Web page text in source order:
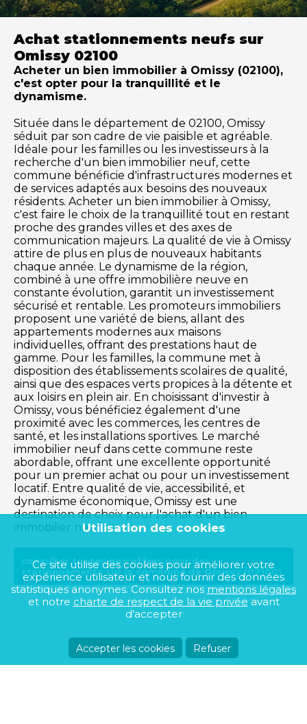
Achat stationnements neufs sur
Omissy 02100
Acheter un bien immobilier à Omissy (02100),
c'est opter pour la tranquillité et le
dynamisme.
Située dans le département de 02100, Omissy
séduit par son cadre de vie paisible et agréable.
Idéale pour les familles ou les investisseurs à la
recherche d'un bien immobilier neuf, cette
commune bénéficie d'infrastructures modernes et
de services adaptés aux besoins des nouveaux
résidents. Acheter un bien immobilier à Omissy,
c'est faire le choix de la tranquillité tout en restant
proche des grandes villes et des axes de
communication majeurs. La qualité de vie à Omissy
attire de plus en plus de nouveaux habitants
chaque année. Le dynamisme de la région,
combiné à une offre immobilière neuve en
constante évolution, garantit un investissement
sécurisé et rentable. Les promoteurs immobiliers
proposent une variété de biens, allant des
appartements modernes aux maisons
individuelles, offrant des prestations haut de
gamme. Pour les familles, la commune met à
disposition des établissements scolaires de qualité,
ainsi que des espaces verts propices à la détente et
aux loisirs en plein air. En choisissant d'investir à
Omissy, vous bénéficiez également d'une
proximité avec les commerces, les centres de
santé, et les installations sportives. Le marché
immobilier neuf dans cette commune reste
abordable, offrant une excellente opportunité
pour un premier achat ou pour un investissement
locatif. Entre qualité de vie, accessibilité, et
dynamisme économique, Omissy est une
destination de choix pour l'achat d'un bien
immobilier neuf.
consulter toutes nos offres pour des
stationnements sur la commune de Omissy (02100)
Utilisation des cookies
Ce site utilise des cookies pour améliorer votre
expérience utilisateur et nous fournir des données
statistiques anonymes. Consultez nosmentions légales
et notre charte de respect de la vie privée avant
d'accepter
Accepter les cookies Refuser